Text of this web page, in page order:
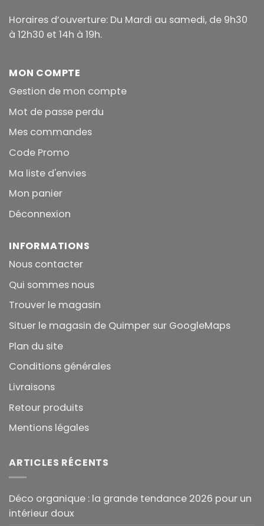
Horaires d’ouverture: Du Mardi au samedi, de 9h30
à 12h30 et 14h à 19h.
MON COMPTE
Gestion de mon compte
Mot de passe perdu
Mes commandes
Code Promo
Ma liste d'envies
Mon panier
Déconnexion
INFORMATIONS
Nous contacter
Qui sommes nous
Trouver le magasin
Situer le magasin de Quimper sur GoogleMaps
Plan du site
Conditions générales
Livraisons
Retour produits
Mentions légales
ARTICLES RÉCENTS
Déco organique : la grande tendance 2026 pour un
intérieur doux